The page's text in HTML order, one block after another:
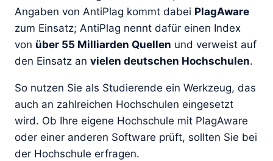
Angaben von AntiPlag kommt dabei PlagAware
zum Einsatz; AntiPlag nennt dafür einen Index
von über 55 Milliarden Quellen und verweist auf
den Einsatz an vielen deutschen Hochschulen.
So nutzen Sie als Studierende ein Werkzeug, das
auch an zahlreichen Hochschulen eingesetzt
wird. Ob Ihre eigene Hochschule mit PlagAware
oder einer anderen Software prüft, sollten Sie bei
der Hochschule erfragen.